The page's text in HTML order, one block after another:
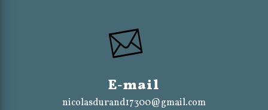
E-mail
nicolasdurand17300@gmail.com